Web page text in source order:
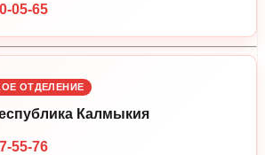
05-65
ОТДЕЛЕНИЕ
Калмыкия
55-76